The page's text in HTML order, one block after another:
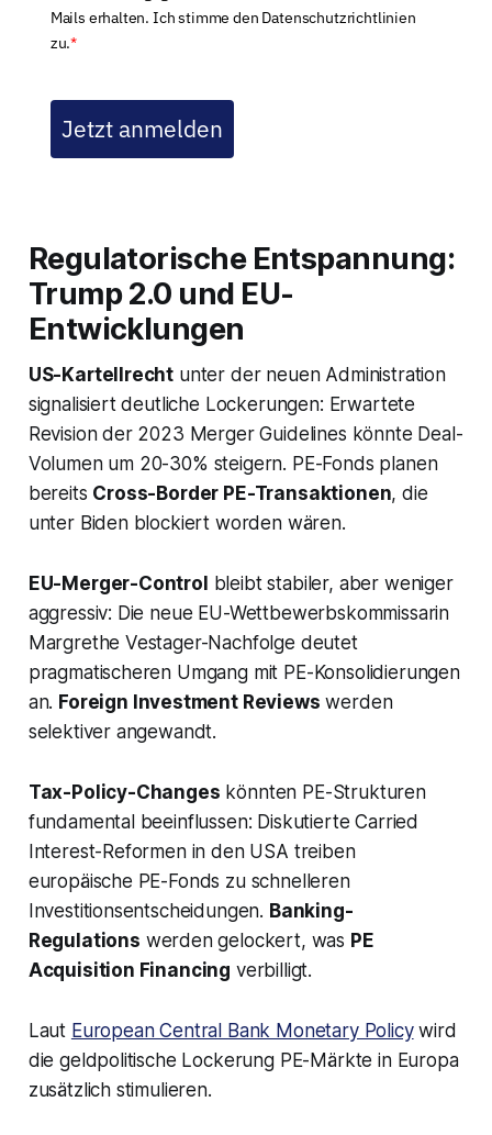
Mails erhalten. Ich stimme den Datenschutzrichtlinien
zu.*
Jetzt anmelden
Regulatorische Entspannung:
Trump 2.0 und EU-
Entwicklungen
US-Kartellrecht unter der neuen Administration
signalisiert deutliche Lockerungen: Erwartete
Revision der 2023 Merger Guidelines könnte Deal-
Volumen um 20-30% steigern. PE-Fonds planen
bereits Cross-Border PE-Transaktionen, die
unter Biden blockiert worden wären.
EU-Merger-Control
bleibt stabiler, aber weniger
aggressiv: Die neue EU-Wettbewerbskommissarin
Margrethe Vestager-Nachfolge deutet
pragmatischeren Umgang mit PE-Konsolidierungen
an. Foreign Investment Reviews werden
selektiver angewandt.
Tax-Policy-Changes könnten PE-Strukturen
fundamental beeinflussen: Diskutierte Carried
Interest-Reformen in den USA treiben
europäische PE-Fonds zu schnelleren
Investitionsentscheidungen. Banking-
Regulations werden gelockert, was PE
Acquisition Financing verbilligt.
Laut European Central Bank Monetary Policywird
die geldpolitische Lockerung PE-Märkte in Europa
zusätzlich stimulieren.